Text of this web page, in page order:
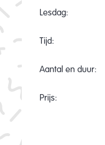
Lesdag:
Tijd:
Aantal en duur:
Prijs: